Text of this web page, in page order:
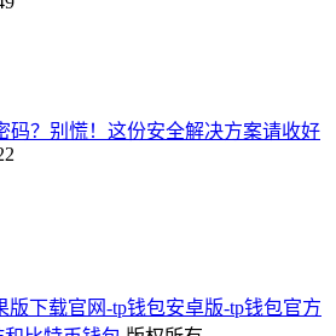
码？别慌！这份安全解决方案请收好
版下载官网-tp钱包安卓版-tp钱包官方